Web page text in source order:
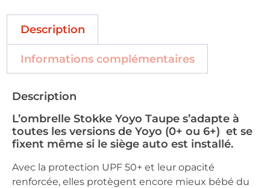
Description
Informations complémentaires
Description
L’ombrelle Stokke Yoyo Taupe s’adapte à
toutes les versions de Yoyo (0+ ou 6+) et se
fixent même si le siège auto est installé.
Avec la protection UPF 50+ et leur opacité
renforcée, elles protègent encore mieux bébé du